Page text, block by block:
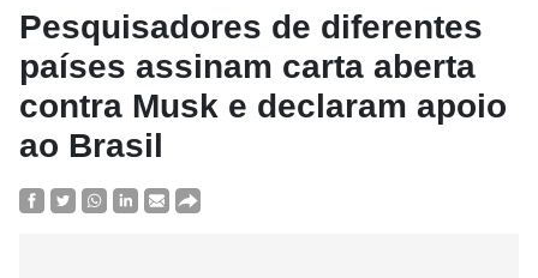
Pesquisadores de diferentes
países assinam carta aberta
contra Musk e declaram apoio
ao Brasil